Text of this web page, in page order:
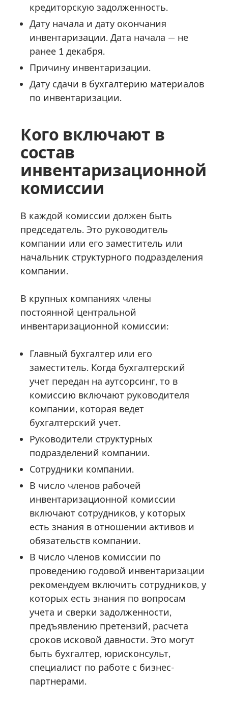
кредиторскую задолженность.
Дату начала и дату окончания
инвентаризации. Дата начала — не
ранее 1 декабря.
Причину инвентаризации.
Дату сдачи в бухгалтерию материалов
по инвентаризации.
Кого включают в
состав
инвентаризационной
комиссии
В каждой комиссии должен быть
председатель. Это руководитель
компании или его заместитель или
начальник структурного подразделения
компании.
В крупных компаниях члены
постоянной центральной
инвентаризационной комиссии:
Главный бухгалтер или его
заместитель. Когда бухгалтерский
учет передан на аутсорсинг, то в
комиссию включают руководителя
компании, которая ведет
бухгалтерский учет.
Руководители структурных
подразделений компании.
Сотрудники компании.
В число членов рабочей
инвентаризационной комиссии
включают сотрудников, у которых
есть знания в отношении активов и
обязательств компании.
В число членов комиссии по
проведению годовой инвентаризации
рекомендуем включить сотрудников, у
которых есть знания по вопросам
учета и сверки задолженности,
предъявлению претензий, расчета
сроков исковой давности. Это могут
быть бухгалтер, юрисконсульт,
специалист по работе с бизнес-
партнерами.